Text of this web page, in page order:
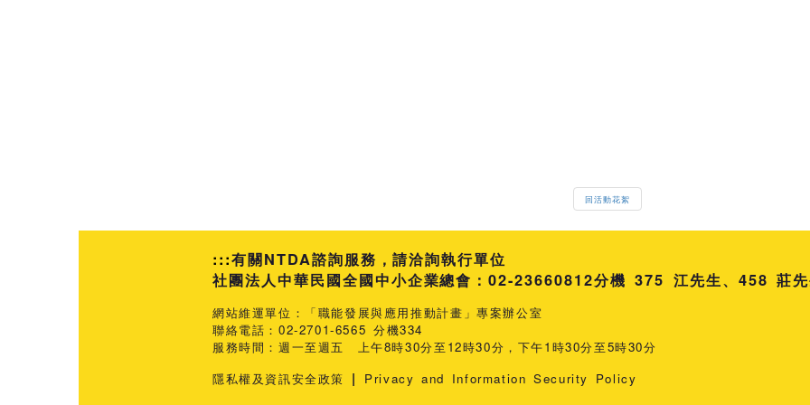
回活動花絮
:::有關NTDA諮詢服務，請洽詢執行單位
社團法人中華民國全國中小企業總會：02-23660812分機 375 江先生 458 莊
網站維運單位：「職能發展與應用推動計畫」專案辦公室
聯絡電話：02-2701-6565 分機334
服務時間：週一至週五 上午8時30分至12時30分，下午1時30分至5時30分
隱私權及資訊安全政策 | Privacy and Information Security Policy